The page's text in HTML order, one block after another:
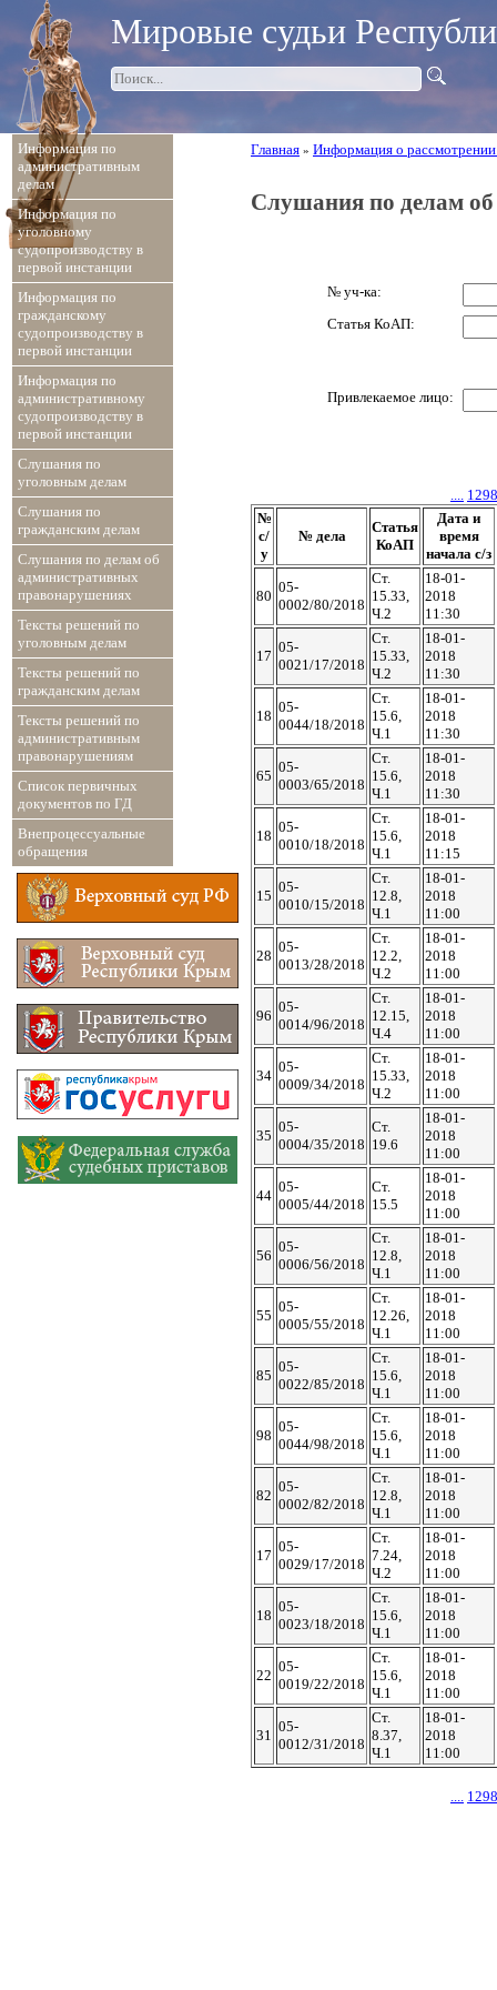
Информация по
административным
делам
Информация по
уголовному
судопроизводству в
первой инстанции
Информация по
гражданскому
судопроизводству в
первой инстанции
Информация по
административному
судопроизводству в
первой инстанции
Слушания по
уголовным делам
Слушания по
гражданским делам
Слушания по делам об
административных
правонарушениях
Тексты решений по
уголовным делам
Тексты решений по
гражданским делам
Тексты решений по
административным
правонарушениям
Список первичных
документов по ГД
Внепроцессуальные
обращения
Мировые судьи
Главная » Информация о рассмотрении
Слушания по делам
№ уч-ка:
Статья КоАП:
Привлекаемое лицо:
....
№
с/
у
№ дела
Статья
КоАП
Дата и
время
начала с/з
80
05-
0002/80/2018
Ст.
15.33,
Ч.2
18-01-
2018
11:30
17
05-
0021/17/2018
Ст.
15.33,
Ч.2
18-01-
2018
11:30
18
05-
0044/18/2018
Ст.
15.6,
Ч.1
18-01-
2018
11:30
65
05-
0003/65/2018
Ст.
15.6,
Ч.1
18-01-
2018
11:30
18
05-
0010/18/2018
Ст.
15.6,
Ч.1
18-01-
2018
11:15
15
05-
0010/15/2018
Ст.
12.8,
Ч.1
18-01-
2018
11:00
28
05-
0013/28/2018
Ст.
12.2,
Ч.2
18-01-
2018
11:00
96
05-
0014/96/2018
Ст.
12.15,
Ч.4
18-01-
2018
11:00
34
05-
0009/34/2018
Ст.
15.33,
Ч.2
18-01-
2018
11:00
35
05-
0004/35/2018
Ст.
19.6
18-01-
2018
11:00
44
05-
0005/44/2018
Ст.
15.5
18-01-
2018
11:00
56
05-
0006/56/2018
Ст.
12.8,
Ч.1
18-01-
2018
11:00
55
05-
0005/55/2018
Ст.
12.26,
Ч.1
18-01-
2018
11:00
85
05-
0022/85/2018
Ст.
15.6,
Ч.1
18-01-
2018
11:00
98
05-
0044/98/2018
Ст.
15.6,
Ч.1
18-01-
2018
11:00
82
05-
0002/82/2018
Ст.
12.8,
Ч.1
18-01-
2018
11:00
17
05-
0029/17/2018
Ст.
7.24,
Ч.2
18-01-
2018
11:00
18
05-
0023/18/2018
Ст.
15.6,
Ч.1
18-01-
2018
11:00
22
05-
0019/22/2018
Ст.
15.6,
Ч.1
18-01-
2018
11:00
31
05-
0012/31/2018
Ст.
8.37,
Ч.1
18-01-
2018
11:00
....